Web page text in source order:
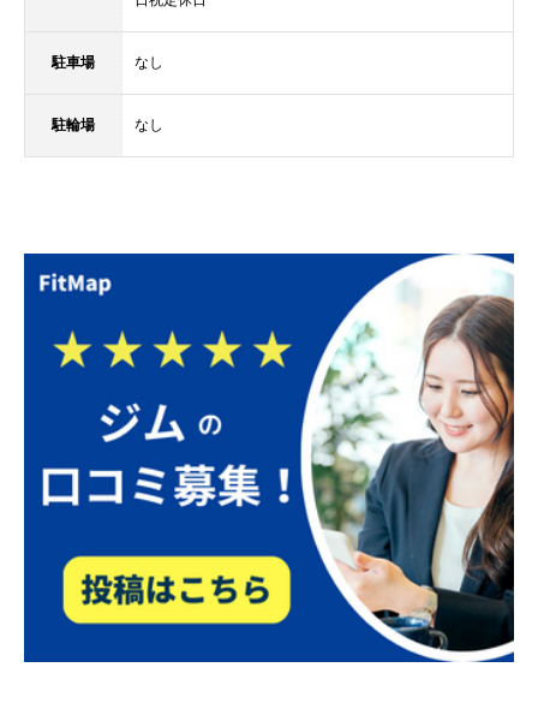
駐車場 なし
駐輪場 なし